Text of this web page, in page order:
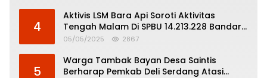
4
Aktivis LSM Bara Api Soroti Aktivitas
Tengah Malam Di SPBU 14.213.228 Bandar
Tinggi
05/05/2025 2867
5
Warga Tambak Bayan Desa Saintis
Berharap Pemkab Deli Serdang Atasi